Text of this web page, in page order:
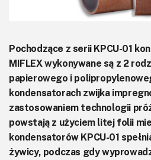
Do pobrania
Pochodzące z serii KPCU-01
MIFLEX wykonywane są z 2
papierowego i
kondensatorach zwijka
zastosowaniem technologii
powstają z użyciem litej folii
kondensatorów KPCU-01
żywicy, podczas gdy